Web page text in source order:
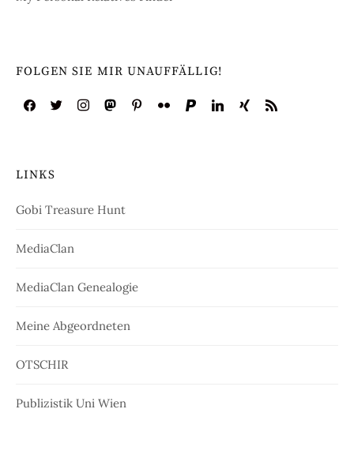
FOLGEN SIE MIR UNAUFFÄLLIG!
LINKS
Gobi Treasure Hunt
MediaClan
MediaClan Genealogie
Meine Abgeordneten
OTSCHIR
Publizistik Uni Wien